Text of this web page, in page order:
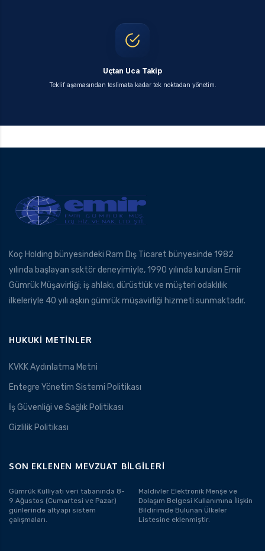
Uçtan Uca Takip
Teklif aşamasından teslimata kadar tek noktadan yönetim.
Koç Holding bünyesindeki Ram Dış Ticaret bünyesinde 1982
yılında başlayan sektör deneyimiyle, 1990 yılında kurulan Emir
Gümrük Müşavirliği; iş ahlakı, dürüstlük ve müşteri odaklılık
ilkeleriyle 40 yılı aşkın gümrük müşavirliği hizmeti sunmaktadır.
HUKUKI METINLER
KVKK Aydınlatma Metni
Entegre Yönetim Sistemi Politikası
İş Güvenliği ve Sağlık Politikası
Gizlilik Politikası
SON EKLENEN MEVZUAT BILGILERI
Gümrük Külliyatı veri tabanında 8-
9 Ağustos (Cumartesi ve Pazar)
günlerinde altyapı sistem
çalışmaları.
Maldivler Elektronik Menşe ve
Dolaşım Belgesi Kullanımına İlişkin
Bildirimde Bulunan Ülkeler
Listesine eklenmiştir.